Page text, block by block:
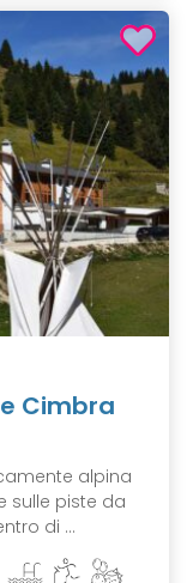
Cimbra
alpina
sulle piste da
di ...